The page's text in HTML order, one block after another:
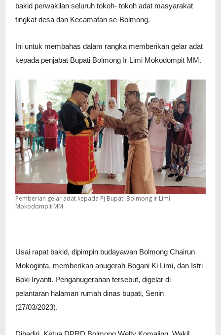
bakid perwakilan seluruh tokoh- tokoh adat masyarakat
tingkat desa dan Kecamatan se-Bolmong.
Ini untuk membahas dalam rangka memberikan gelar adat
kepada penjabat Bupati Bolmong Ir Limi Mokodompit MM.
Pemberian gelar adat kepada Pj Bupati Bolmong Ir Limi
Mokodompit MM
Usai rapat bakid, dipimpin budayawan Bolmong Chairun
Mokoginta, memberikan anugerah Bogani Ki Limi, dan Istri
Boki Iryanti. Penganugerahan tersebut, digelar di
pelantaran halaman rumah dinas bupati, Senin
(27/03/2023).